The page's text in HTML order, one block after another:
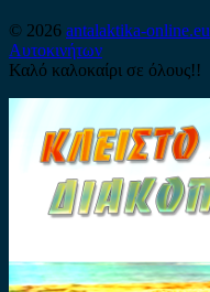
© 2026 antalaktika-online.eu
Αυτοκινήτων
Καλό καλοκαίρι σε όλους!!